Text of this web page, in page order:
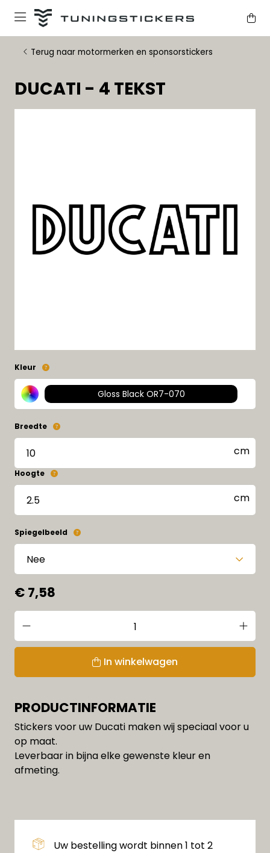
Terug naar motormerken en sponsorstickers
DUCATI - 4 TEKST
Kleur
Gloss Black OR7-070
Breedte
Hoogte
Spiegelbeeld
€ 7,58
In winkelwagen
PRODUCTINFORMATIE
Stickers voor uw Ducati maken wij speciaal voor u
op maat.
Leverbaar in bijna elke gewenste kleur en
afmeting.
Uw bestelling wordt binnen 1 tot 2